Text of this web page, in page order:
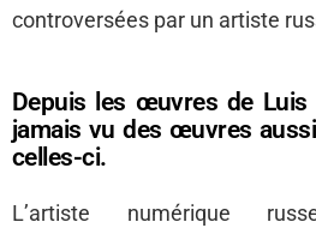
controversées par un artiste
Depuis les œuvres de Luis
jamais vu des œuvres
celles-ci.
L’artiste numérique